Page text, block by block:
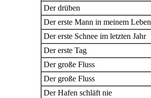
Der drüben
Der erste Mann in meinem Leben
Der erste Schnee im letzten Jahr
Der erste Tag
Der große Fluss
Der große Fluss
Der Hafen schläft nie